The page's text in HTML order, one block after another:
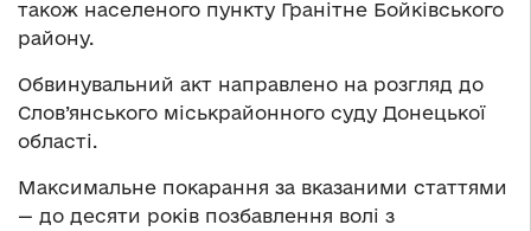
також населеного пункту Гранітне Бойківського
району.
Обвинувальний акт направлено на розгляд до
Слов’янського міськрайонного суду Донецької
області.
Максимальне покарання за вказаними статтями
— до десяти років позбавлення волі з